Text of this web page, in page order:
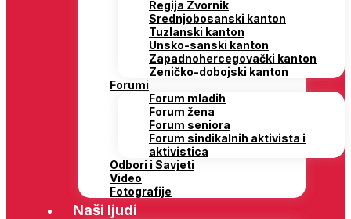
Regija Zvornik
Srednjobosanski kanton
Tuzlanski kanton
Unsko-sanski kanton
Zapadnohercegovački kanton
Zeničko-dobojski kanton
Forumi
Forum mladih
Forum žena
Forum seniora
Forum sindikalnih aktivista i
aktivistica
Odbori i Savjeti
Video
Fotografije
Naši ljudi